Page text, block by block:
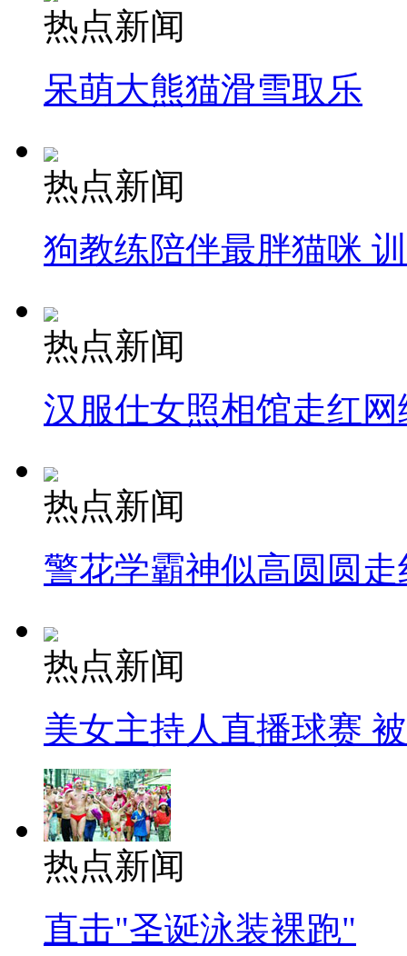
热点新闻
呆萌大熊猫滑雪取乐
热点新闻
狗教练陪伴最胖猫咪
热点新闻
汉服仕女照相馆走红网
热点新闻
警花学霸神似高圆圆走
热点新闻
美女主持人直播球赛
热点新闻
直击"圣诞泳装裸跑"